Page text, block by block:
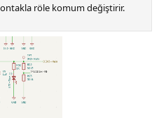
röle komum değiştirir.